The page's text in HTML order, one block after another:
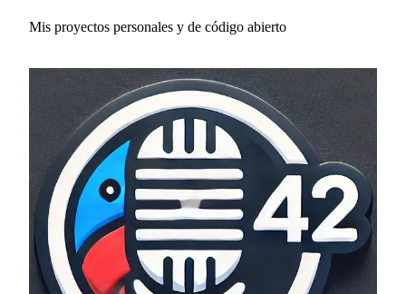
Mis proyectos personales y de código abierto